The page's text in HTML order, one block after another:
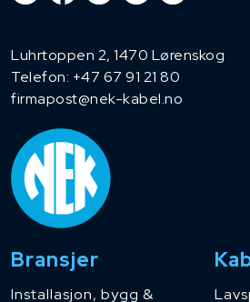
Luhrtoppen 2, 1470 Lørenskog
Telefon: +47 67 91 21 80
firmapost@nek-kabel.no
Bransjer
Installasjon, bygg &